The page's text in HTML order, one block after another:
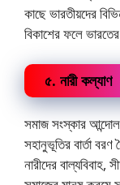
কাছে ভারতীয়দের
বিকাশের ফলে ভারতের
৫. নারী কল্যাণ
সমাজ সংস্কার
সহানুভূতির বার্তা
নারীদের বাল্যবিবাহ,